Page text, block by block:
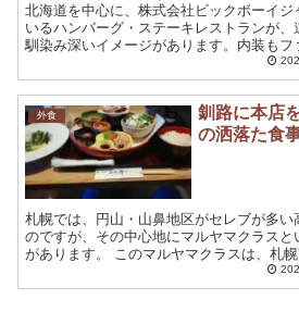
北海道を中心に、株式会社ビックボーイ
いるハンバーグ・ステーキレストランが
馴染み深いイメージがあります。内装もフ
強いことや、サラダバーやスープバー、
し...
外食
釧路に本店
の洒落た食
札幌では、円山・山鼻地区がセレブが多
のですが、その中心地にマルヤマクラス
があります。 このマルヤマクラスは、札幌
公園駅ともつながっているので、北海道